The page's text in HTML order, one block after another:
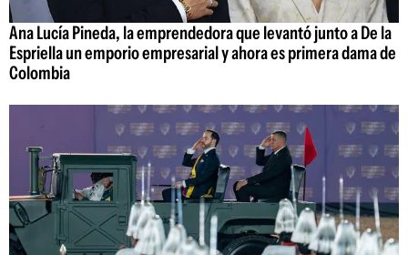
Ana Lucía Pineda, la emprendedora que levantó junto a De la
Espriella un emporio empresarial y ahora es primera dama de
Colombia